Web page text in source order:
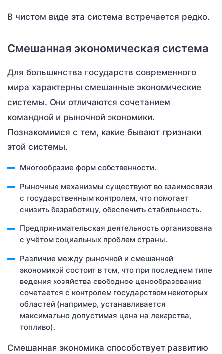
В чистом виде эта система встречается редко.
Смешанная экономическая система
Для большинства государств современного
мира характерны смешанные экономические
системы. Они отличаются сочетанием
командной и рыночной экономики.
Познакомимся с тем, какие бывают признаки
этой системы.
Многообразие форм собственности.
Рыночные механизмы существуют во взаимосвязи
с государственным контролем, что помогает
снизить безработицу, обеспечить стабильность.
Предпринимательская деятельность организована
с учётом социальных проблем страны.
Различие между рыночной и смешанной
экономикой состоит в том, что при последнем типе
ведения хозяйства свободное ценообразование
сочетается с контролем государством некоторых
областей (например, устанавливается
максимально допустимая цена на лекарства,
топливо).
Смешанная экономика способствует развитию